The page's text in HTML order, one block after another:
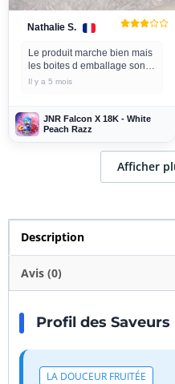
Nathalie S.
Le produit marche bien mais
les boites d emballage son
pas en très bonne état à la
donc une 18 k jnr et une 40 k
média max et les boites sont
écraser à la sortie du carton
c est un peut décevant pour
8€ la livraison. Même si j'ai
important qu'ils vérifient
mieux les produits avant de
les envoyer la prochaine fois.
Il y a 5 mois
JNR Falcon X 18K - White
Peach Razz
Afficher
Description
Avis (0)
Profil des Saveurs
LA DOUCEUR FRUITÉE